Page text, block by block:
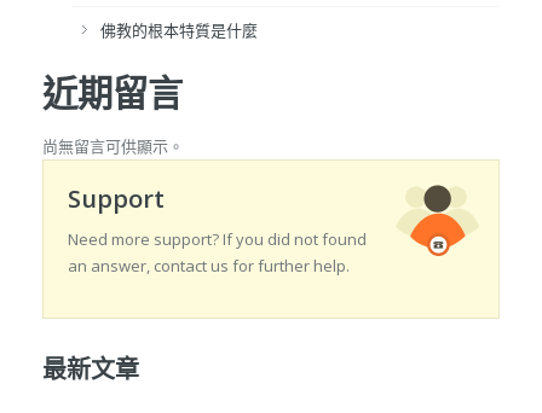
佛教的根本特質是什麼
近期留言
尚無留言可供顯示。
Support
Need more support? If you did not found
an answer, contact us for further help.
最新文章